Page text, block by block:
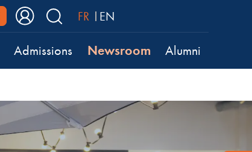
FR EN
Admissions Newsroom Alumni